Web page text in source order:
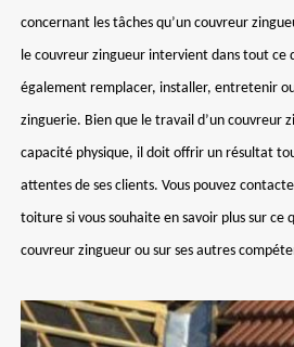
concernant les tâches qu’un couvreur
le couvreur zingueur intervient dans tout ce
également remplacer, installer, entretenir
zinguerie. Bien que le travail d’un couvreur
capacité physique, il doit offrir un résultat
attentes de ses clients. Vous pouvez
toiture si vous souhaite en savoir plus sur ce
couvreur zingueur ou sur ses autres